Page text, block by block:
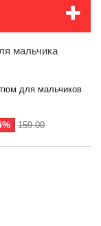
мальчика
для мальчиков
159.00